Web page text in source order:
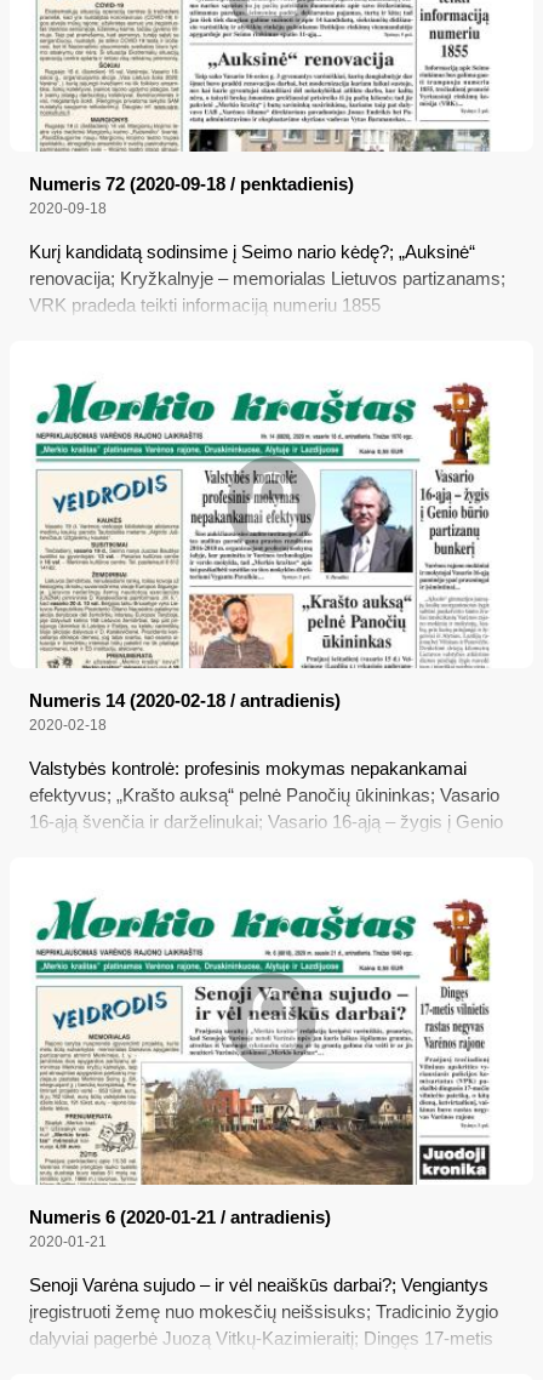
Numeris 72 (2020-09-18 / penktadienis)
2020-09-18
Kurį kandidatą sodinsime į Seimo nario kėdę?; „Auksinė“
renovacija; Kryžkalnyje – memorialas Lietuvos partizanams;
VRK pradeda teikti informaciją numeriu 1855
Numeris 14 (2020-02-18 / antradienis)
2020-02-18
Valstybės kontrolė: profesinis mokymas nepakankamai
efektyvus; „Krašto auksą“ pelnė Panočių ūkininkas; Vasario
16-ąją švenčia ir darželinukai; Vasario 16-ąją – žygis į Genio
Numeris 6 (2020-01-21 / antradienis)
2020-01-21
Senoji Varėna sujudo – ir vėl neaiškūs darbai?; Vengiantys
įregistruoti žemę nuo mokesčių neišsisuks; Tradicinio žygio
dalyviai pagerbė Juozą Vitkų-Kazimieraitį; Dingęs 17-metis